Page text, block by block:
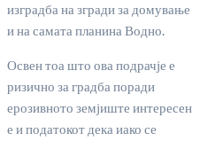
изградба на згради за домување
и на самата планина Водно.
Освен тоа што ова подрачје е
ризично за градба поради
ерозивното земјиште интересен
е и податокот дека иако се